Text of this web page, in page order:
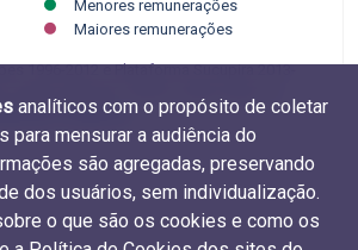
Menores remunerações
Maiores remunerações
1996-2012 e Plataforma Sucupira 2013-
eD.REM.04.
analíticos com o propósito de coletar
mensurar a audiência do
são agregadas, preservando
dos usuários, sem individualização.
o que são os cookies e como os